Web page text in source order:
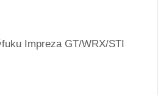
Impreza GT/WRX/STI